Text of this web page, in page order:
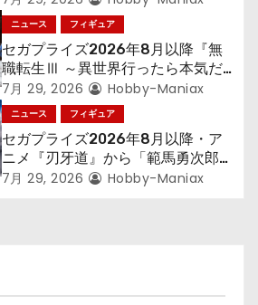
「フリーレン」を立体化！
ニュース フィギュア
セガプライズ2026年8月以降『無
職転生Ⅲ ～異世界行ったら本気だ
す～』から「ロキシー」のフィギュ
アが登場！
7月 29, 2026 Hobby-Maniax
ニュース フィギュア
セガプライズ2026年8月以降・ア
ニメ『刃牙道』から「範馬勇次郎」
が登場ッッ!!
7月 29, 2026 Hobby-Maniax